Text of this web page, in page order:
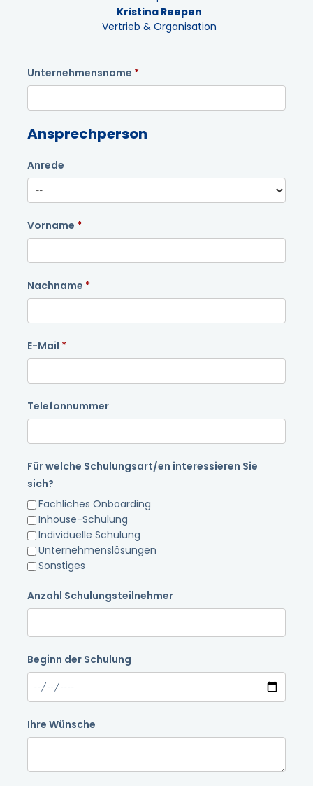
Kristina Reepen
Vertrieb & Organisation
Unternehmensname
Ansprechperson
Anrede
Vorname
Nachname
E-Mail
Telefonnummer
Für welche Schulungsart/en interessieren Sie
sich?
Fachliches Onboarding
Inhouse-Schulung
Individuelle Schulung
Unternehmenslösungen
Sonstiges
Anzahl Schulungsteilnehmer
Beginn der Schulung
Ihre Wünsche